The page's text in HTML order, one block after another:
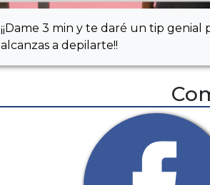
¡¡Dame 3 min y te daré un tip
alcanzas a depilarte!!